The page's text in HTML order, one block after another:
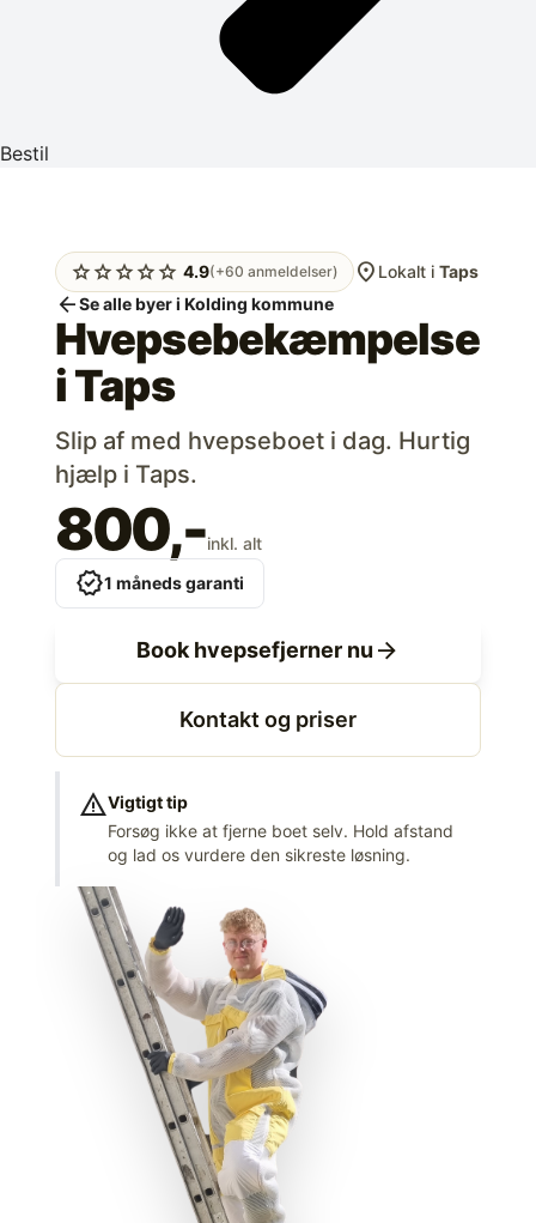
Bestil
starstarstarstarstar 4.9(+60 anmeldelser) location_on Lokalt i Taps
arrow_backSe alle byer i Kolding kommune
Hvepsebekæmpelse
iTaps
Slip af med hvepseboet i dag. Hurtig
hjælp i Taps.
800,-inkl. alt
verified1 måneds garanti
Book hvepsefjerner nu arrow_forward
Kontakt og priser
warningVigtigt tip
Forsøg ikke at fjerne boet selv. Hold afstand
og lad os vurdere den sikreste løsning.